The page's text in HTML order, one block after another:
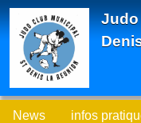
Judo
News infos
Panneau de gestion des